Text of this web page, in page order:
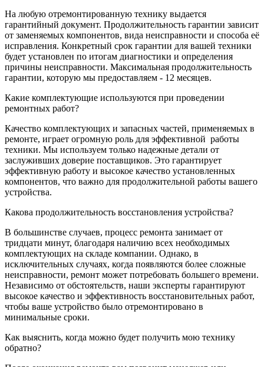
На любую отремонтированную технику выдается
гарантийный документ. Продолжительность гарантии зависит
от заменяемых компонентов, вида неисправности и способа её
исправления. Конкретный срок гарантии для вашей техники
будет установлен по итогам диагностики и определения
причины неисправности. Максимальная продолжительность
гарантии, которую мы предоставляем - 12 месяцев.
Какие комплектующие используются при проведении
ремонтных работ?
Качество комплектующих и запасных частей, применяемых в
ремонте, играет огромную роль для эффективной работы
техники. Мы используем только надежные детали от
заслуживших доверие поставщиков. Это гарантирует
эффективную работу и высокое качество установленных
компонентов, что важно для продолжительной работы вашего
устройства.
Какова продолжительность восстановления устройства?
В большинстве случаев, процесс ремонта занимает от
тридцати минут, благодаря наличию всех необходимых
комплектующих на складе компании. Однако, в
исключительных случаях, когда появляются более сложные
неисправности, ремонт может потребовать большего времени.
Независимо от обстоятельств, наши эксперты гарантируют
высокое качество и эффективность восстановительных работ,
чтобы ваше устройство было отремонтировано в
минимальные сроки.
Как выяснить, когда можно будет получить мою технику
обратно?